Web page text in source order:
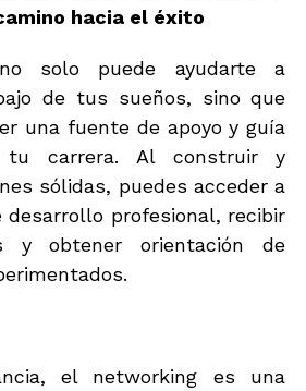
hacia el éxito
solo puede ayudarte a
de tus sueños, sino que
una fuente de apoyo y guía
carrera. Al construir y
sólidas, puedes acceder a
desarrollo profesional, recibir
y obtener orientación de
el networking es una